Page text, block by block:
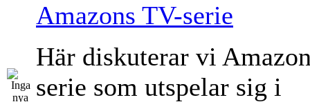
Amazons TV-serie
Här diskuterar vi
serie som utspelar sig i